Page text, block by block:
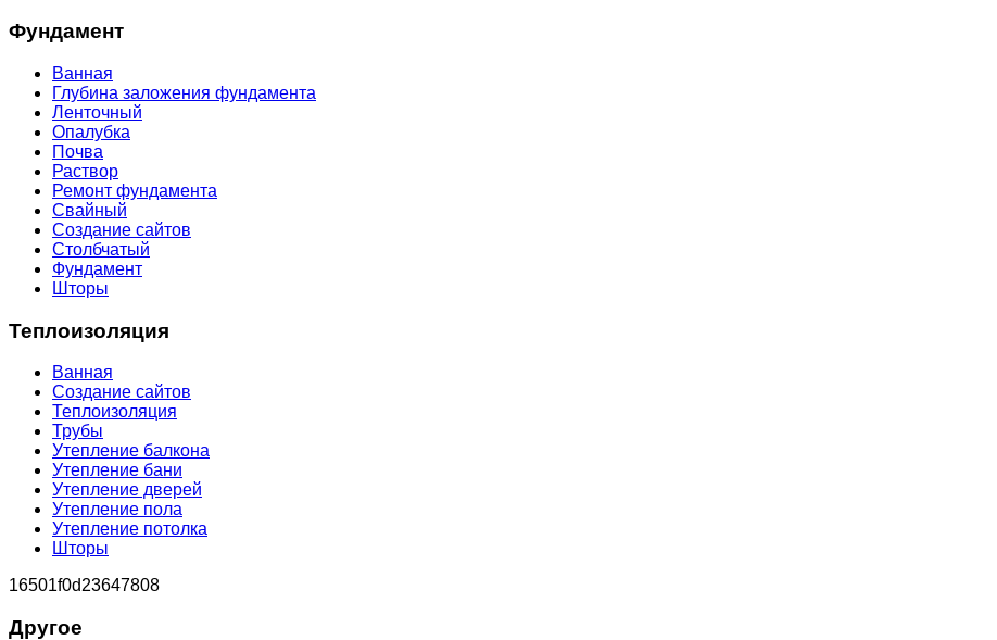
Фундамент
Ванная
Глубина заложения фундамента
Ленточный
Опалубка
Почва
Раствор
Ремонт фундамента
Свайный
Создание сайтов
Столбчатый
Фундамент
Шторы
Теплоизоляция
Ванная
Создание сайтов
Теплоизоляция
Трубы
Утепление балкона
Утепление бани
Утепление дверей
Утепление пола
Утепление потолка
Шторы
16501f0d23647808
Другое